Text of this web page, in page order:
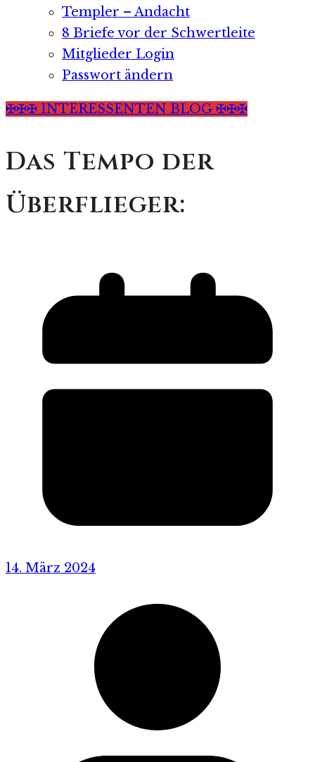
Templer – Andacht
8 Briefe vor der Schwertleite
Mitglieder Login
Passwort ändern
✠✠✠ INTERESSENTEN BLOG ✠✠✠
Das Tempo der
Überflieger:
14. März 2024